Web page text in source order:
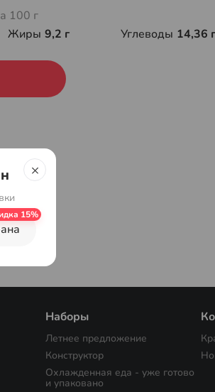
100 г
Жиры 9,2 г Углеводы 14,36 г
Наборы
Летнее предложение
Конструктор
Охлажденная еда - уже готово
и упаковано